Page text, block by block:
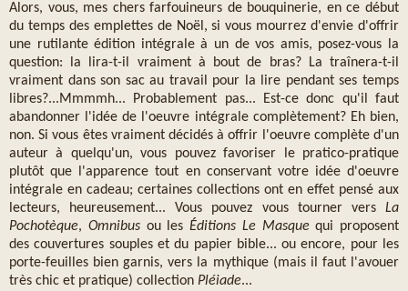
Alors, vous, mes chers farfouineurs de bouquinerie, en ce début
du temps des emplettes de Noël, si vous mourrez d'envie d'offrir
une rutilante édition intégrale à un de vos amis, posez-vous la
question: la lira-t-il vraiment à bout de bras? La traînera-t-il
vraiment dans son sac au travail pour la lire pendant ses temps
libres?...Mmmmh... Probablement pas... Est-ce donc qu'il faut
abandonner l'idée de l'oeuvre intégrale complètement? Eh bien,
non. Si vous êtes vraiment décidés à offrir l'oeuvre complète d'un
auteur à quelqu'un, vous pouvez favoriser le pratico-pratique
plutôt que l'apparence tout en conservant votre idée d'oeuvre
intégrale en cadeau; certaines collections ont en effet pensé aux
lecteurs, heureusement... Vous pouvez vous tourner vers La
Pochotèque, Omnibusou les Éditions Le Masquequi proposent
des couvertures souples et du papier bible... ou encore, pour les
porte-feuilles bien garnis, vers la mythique (mais il faut l'avouer
très chic et pratique) collection Pléiade...